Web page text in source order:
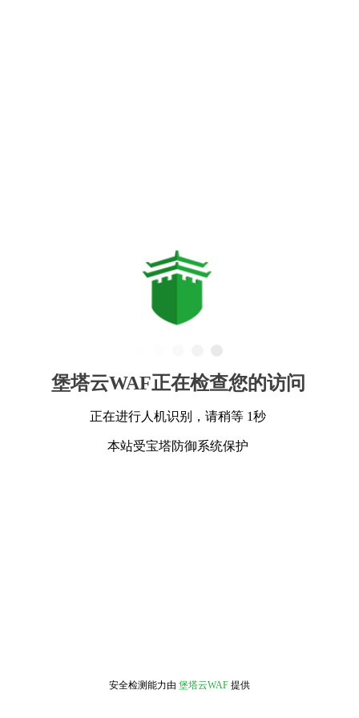
堡塔云WAF正在检查您的访问
正在进行人机识别，请稍等 1秒
本站受宝塔防御系统保护
安全检测能力由 堡塔云WAF 提供